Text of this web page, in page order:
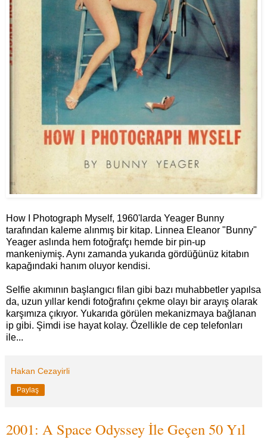
How I Photograph Myself, 1960'larda Yeager Bunny
tarafından kaleme alınmış bir kitap. Linnea Eleanor "Bunny"
Yeager aslında hem fotoğrafçı hemde bir pin-up
mankeniymiş. Aynı zamanda yukarıda gördüğünüz kitabın
kapağındaki hanım oluyor kendisi.
Selfie akımının başlangıcı filan gibi bazı muhabbetler yapılsa
da, uzun yıllar kendi fotoğrafını çekme olayı bir arayış olarak
karşımıza çıkıyor. Yukarıda görülen mekanizmaya bağlanan
ip gibi. Şimdi ise hayat kolay. Özellikle de cep telefonları
ile...
Hakan Cezayirli
Paylaş
2001: A Space Odyssey İle Geçen 50 Yıl